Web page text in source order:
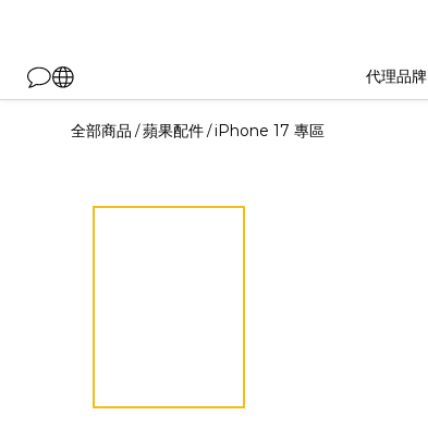
代理品牌
全部商品 /蘋果配件/iPhone 17 專區